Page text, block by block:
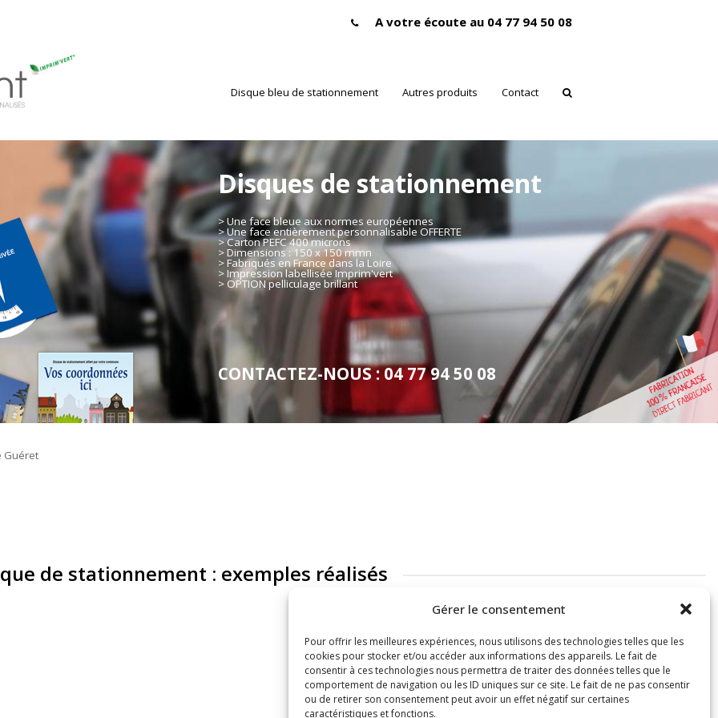
Gérer le consentement
Pour offrir les meilleures expériences, nous utilisons des technologies telles que les
cookies pour stocker et/ou accéder aux informations des appareils. Le fait de
consentir à ces technologies nous permettra de traiter des données telles que le
comportement de navigation ou les ID uniques sur ce site. Le fait de ne pas consentir
ou de retirer son consentement peut avoir un effet négatif sur certaines
caractéristiques et fonctions.
A votre écoute au 04 77 94 50 08
Disque bleu de stationnement Autres produits Contact
Disques de stationnement
> Une face bleue aux normes européennes
> Une face entièrement personnalisable OFFERTE
> Carton PEFC 400 microns
> Dimensions : 150 x 150 mmn
> Fabriqués en France dans la Loire
> Impression labellisée Imprim'vert
> OPTION pelliculage brillant
CONTACTEZ-NOUS : 04 77 94 50 08
de stationnement : exemples réalisés